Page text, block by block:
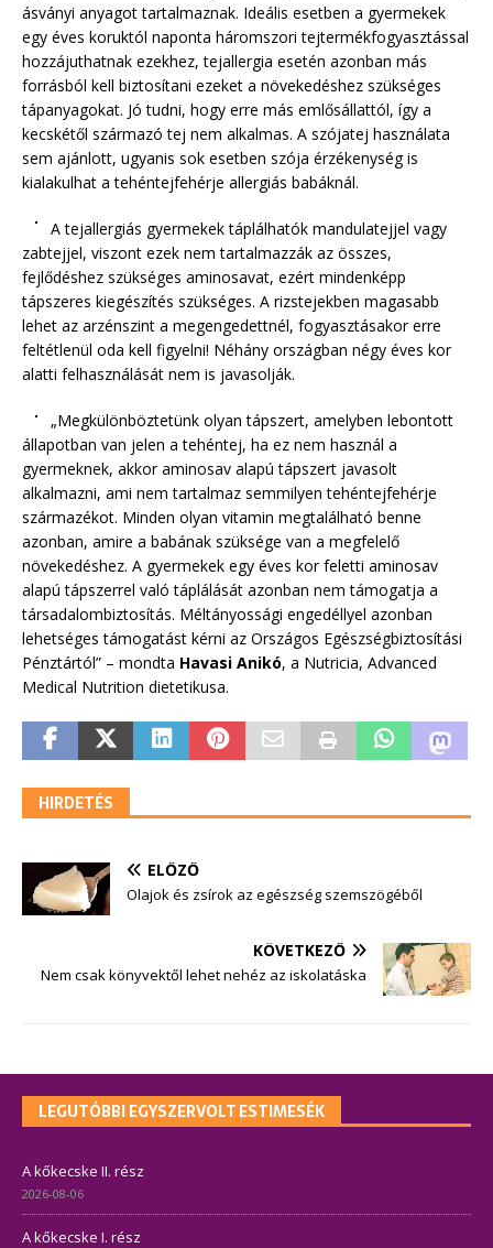
ásványi anyagot tartalmaznak. Ideális esetben a gyermekek
egy éves koruktól naponta háromszori tejtermékfogyasztással
hozzájuthatnak ezekhez, tejallergia esetén azonban más
forrásból kell biztosítani ezeket a növekedéshez szükséges
tápanyagokat. Jó tudni, hogy erre más emlősállattól, így a
kecskétől származó tej nem alkalmas. A szójatej használata
sem ajánlott, ugyanis sok esetben szója érzékenység is
kialakulhat a tehéntejfehérje allergiás babáknál.
A tejallergiás gyermekek táplálhatók mandulatejjel vagy
zabtejjel, viszont ezek nem tartalmazzák az összes,
fejlődéshez szükséges aminosavat, ezért mindenképp
tápszeres kiegészítés szükséges. A rizstejekben magasabb
lehet az arzénszint a megengedettnél, fogyasztásakor erre
feltétlenül oda kell figyelni! Néhány országban négy éves kor
alatti felhasználását nem is javasolják.
„Megkülönböztetünk olyan tápszert, amelyben lebontott
állapotban van jelen a tehéntej, ha ez nem használ a
gyermeknek, akkor aminosav alapú tápszert javasolt
alkalmazni, ami nem tartalmaz semmilyen tehéntejfehérje
származékot. Minden olyan vitamin megtalálható benne
azonban, amire a babának szüksége van a megfelelő
növekedéshez. A gyermekek egy éves kor feletti aminosav
alapú tápszerrel való táplálását azonban nem támogatja a
társadalombiztosítás. Méltányossági engedéllyel azonban
lehetséges támogatást kérni az Országos Egészségbiztosítási
Pénztártól” – mondta Havasi Anikó, a Nutricia, Advanced
Medical Nutrition dietetikusa.
HIRDETÉS
ELŐZŐ
Olajok és zsírok az egészség szemszögéből
KÖVETKEZŐ
Nem csak könyvektől lehet nehéz az iskolatáska
LEGUTÓBBI EGYSZERVOLT ESTIMESÉK
A kőkecske II. rész
2026-08-06
A kőkecske I. rész